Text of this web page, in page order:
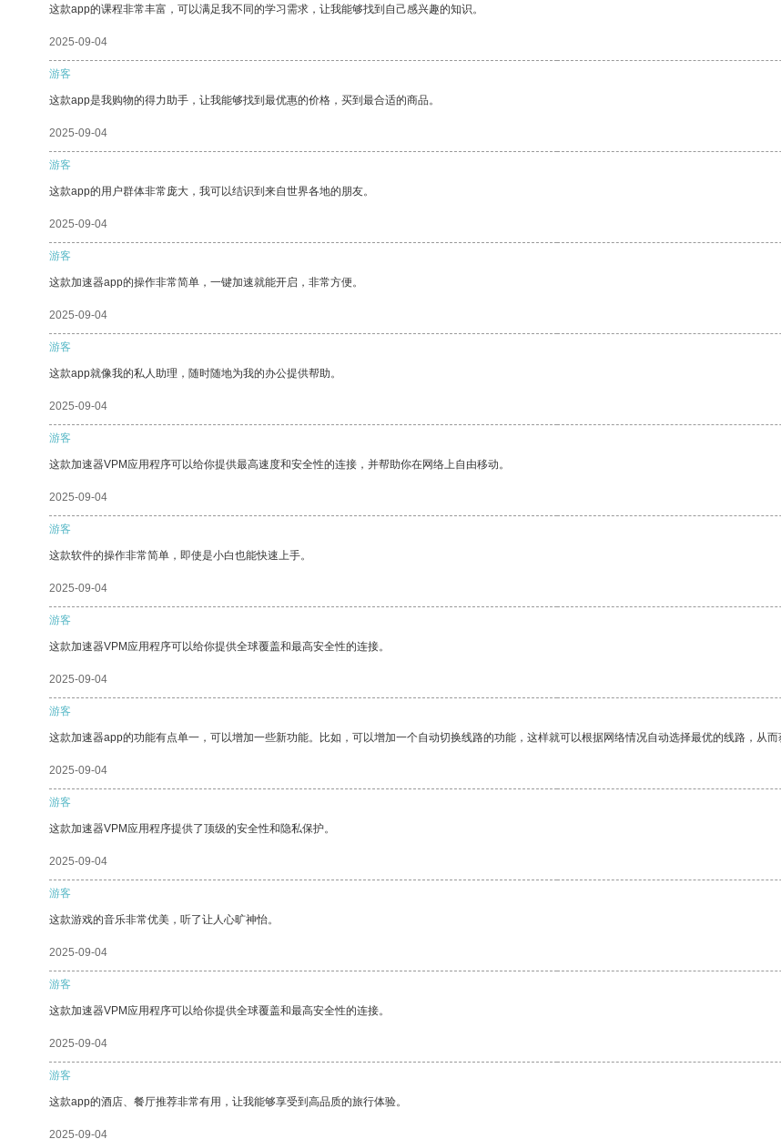
这款app的课程非常丰富，可以满足我不同的学习需求，让我能够找到自己感兴趣的知识。
2025-09-04
游客
这款app是我购物的得力助手，让我能够找到最优惠的价格，买到最合适的商品。
2025-09-04
游客
这款app的用户群体非常庞大，我可以结识到来自世界各地的朋友。
2025-09-04
游客
这款加速器app的操作非常简单，一键加速就能开启，非常方便。
2025-09-04
游客
这款app就像我的私人助理，随时随地为我的办公提供帮助。
2025-09-04
游客
这款加速器VPM应用程序可以给你提供最高速度和安全性的连接，并帮助你在网络上自由移动。
2025-09-04
游客
这款软件的操作非常简单，即使是小白也能快速上手。
2025-09-04
游客
这款加速器VPM应用程序可以给你提供全球覆盖和最高安全性的连接。
2025-09-04
游客
这款加速器app的功能有点单一，可以增加一些新功能。比如，可以增加一个自动切换线路的功能，这样就可以根据网络情况自动选择最优的线路，从而
2025-09-04
游客
这款加速器VPM应用程序提供了顶级的安全性和隐私保护。
2025-09-04
游客
这款游戏的音乐非常优美，听了让人心旷神怡。
2025-09-04
游客
这款加速器VPM应用程序可以给你提供全球覆盖和最高安全性的连接。
2025-09-04
游客
这款app的酒店、餐厅推荐非常有用，让我能够享受到高品质的旅行体验。
2025-09-04